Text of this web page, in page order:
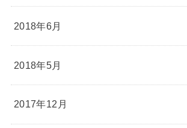
2018年6月
2018年5月
2017年12月